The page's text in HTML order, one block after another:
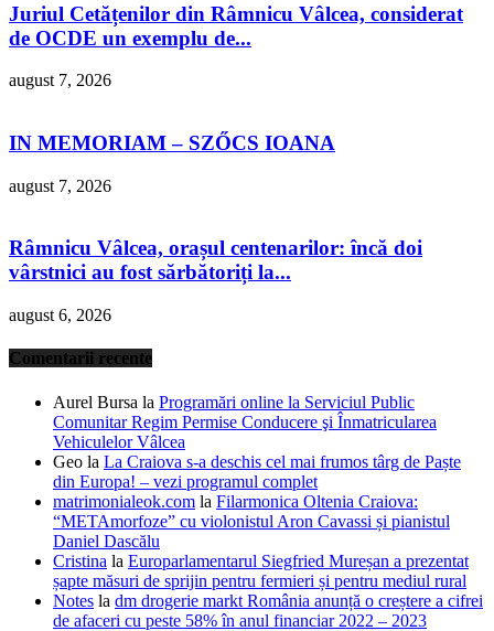
Juriul Cetățenilor din Râmnicu Vâlcea, considerat
de OCDE un exemplu de...
august 7, 2026
IN MEMORIAM – SZŐCS IOANA
august 7, 2026
Râmnicu Vâlcea, orașul centenarilor: încă doi
vârstnici au fost sărbătoriți la...
august 6, 2026
Comentarii recente
Aurel Bursa la Programări online la Serviciul Public
Comunitar Regim Permise Conducere şi Înmatricularea
Vehiculelor Vâlcea
Geo la La Craiova s-a deschis cel mai frumos târg de Paște
din Europa! – vezi programul complet
matrimonialeok.com la Filarmonica Oltenia Craiova:
“METAmorfoze” cu violonistul Aron Cavassi și pianistul
Daniel Dascălu
Cristina la Europarlamentarul Siegfried Mureșan a prezentat
șapte măsuri de sprijin pentru fermieri și pentru mediul rural
Notes la dm drogerie markt România anunță o creștere a cifrei
de afaceri cu peste 58% în anul financiar 2022 – 2023